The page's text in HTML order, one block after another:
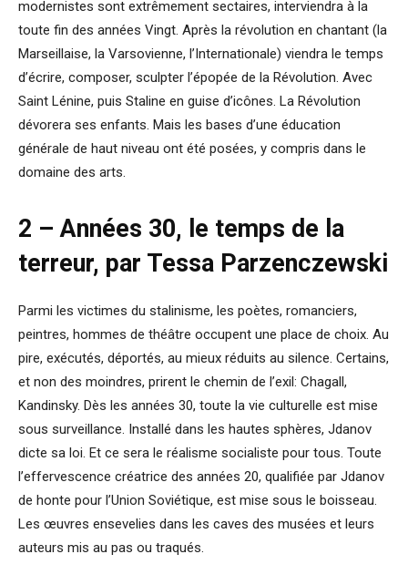
modernistes sont extrêmement sectaires, interviendra à la
toute fin des années Vingt. Après la révolution en chantant (la
Marseillaise, la Varsovienne, l’Internationale) viendra le temps
d’écrire, composer, sculpter l’épopée de la Révolution. Avec
Saint Lénine, puis Staline en guise d’icônes. La Révolution
dévorera ses enfants. Mais les bases d’une éducation
générale de haut niveau ont été posées, y compris dans le
domaine des arts.
2 – Années 30, le temps de la
terreur, par Tessa Parzenczewski
Parmi les victimes du stalinisme, les poètes, romanciers,
peintres, hommes de théâtre occupent une place de choix. Au
pire, exécutés, déportés, au mieux réduits au silence. Certains,
et non des moindres, prirent le chemin de l’exil: Chagall,
Kandinsky. Dès les années 30, toute la vie culturelle est mise
sous surveillance. Installé dans les hautes sphères, Jdanov
dicte sa loi. Et ce sera le réalisme socialiste pour tous. Toute
l’effervescence créatrice des années 20, qualifiée par Jdanov
de honte pour l’Union Soviétique, est mise sous le boisseau.
Les œuvres ensevelies dans les caves des musées et leurs
auteurs mis au pas ou traqués.